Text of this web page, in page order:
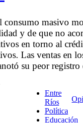
consumo masivo
y de que no
en torno al
Las ventas en
su peor registro
la mejora que habían
Entre
Ríos
Política
Educación